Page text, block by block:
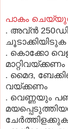
പാകം
. അവ്ന്‍
ചൂടാക്കിയിടുക
. കൊക്കോ
മാറ്റിവയ്ക്കണം
. മൈദ,
വയ്ക്കണം
. വെണ്ണയും